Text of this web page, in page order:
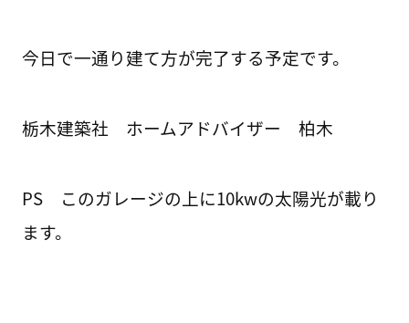
今日で一通り建て方が完了する予定です。
栃木建築社 ホームアドバイザー 柏木
PS このガレージの上に10kwの太陽光が載り
ます。